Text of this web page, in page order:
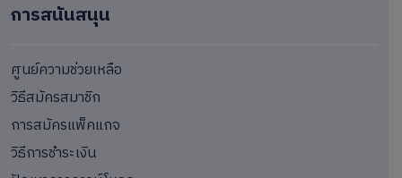
การสนันสนุน
ศูนย์ความช่วยเหลือ
วิธีสมัครสมาชิก
การสมัครแพ็คแกจ
วิธีการชำระเงิน